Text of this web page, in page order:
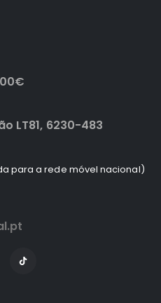
LT81, 6230-483
para a rede móvel nacional)